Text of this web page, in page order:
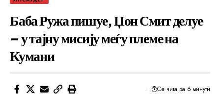
Баба Ружа пишуе, Џон Смит делуе
– у тајну мисију меѓу племе на
Кумани
Се чита за 6 минути